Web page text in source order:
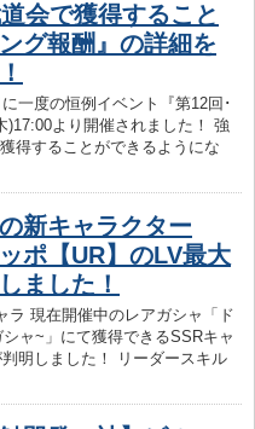
会で獲得すること
グ報酬』の詳細を
一度の恒例イベント『第12回･
)17:00より開催されました！ 強
得することができるようにな
新キャラクター
ポ【UR】のLV最大
ました！
ラ 現在開催中のレアガシャ「ド
ャ~」にて獲得できるSSRキャ
明しました！ リーダースキル